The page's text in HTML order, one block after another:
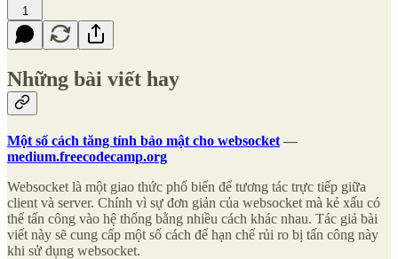
1
Những bài viết hay
Một số cách tăng tính bảo mật cho websocket —
medium.freecodecamp.org
Websocket là một giao thức phổ biến để tương tác trực tiếp giữa
client và server. Chính vì sự đơn giản của websocket mà kẻ xấu có
thể tấn công vào hệ thống bằng nhiều cách khác nhau. Tác giả bài
viết này sẽ cung cấp một số cách để hạn chế rủi ro bị tấn công này
khi sử dụng websocket.